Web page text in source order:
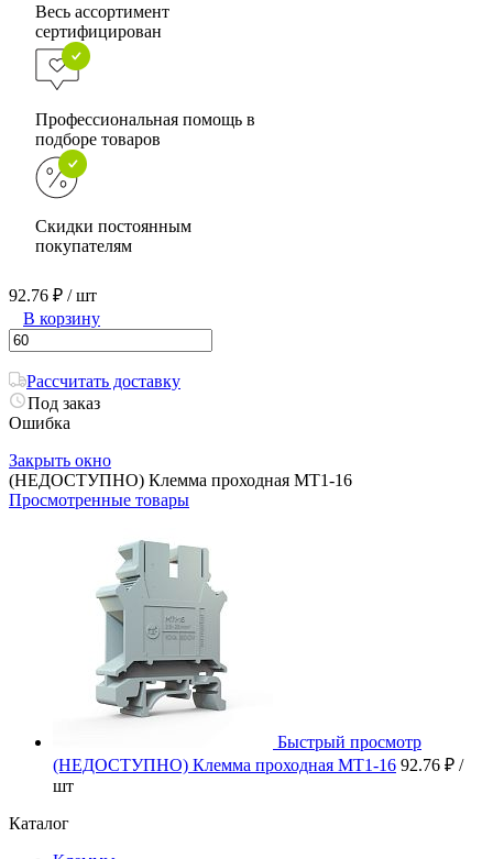
Весь ассортимент
сертифицирован
Профессиональная помощь в
подборе товаров
Скидки постоянным
покупателям
92.76 ₽ / шт
В корзину
Рассчитать доставку
Под заказ
Ошибка
Закрыть окно
(НЕДОСТУПНО) Клемма проходная MT1-16
Просмотренные товары
Быстрый просмотр
(НЕДОСТУПНО) Клемма проходная MT1-16 92.76 ₽ /
шт
Каталог